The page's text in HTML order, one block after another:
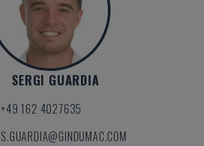
SERGI GUARDIA
+49 162 4027635
S.GUARDIA@GINDUMAC.COM